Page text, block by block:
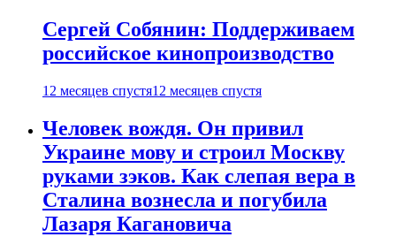
Сергей Собянин: Поддерживаем
российское кинопроизводство
12 месяцев спустя12 месяцев спустя
Человек вождя. Он привил
Украине мову и строил Москву
руками зэков. Как слепая вера в
Сталина вознесла и погубила
Лазаря Кагановича